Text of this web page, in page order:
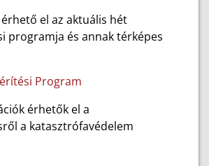
el az aktuális hét
programja és annak térképes
Program
érhetők el a
a katasztrófavédelem